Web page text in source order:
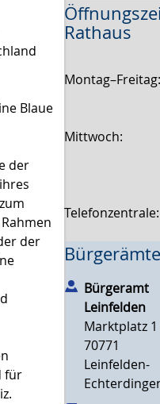
Blaue
der
der
für
Rathaus
Mittwoch:
Bürgeramt
Leinfelden
Marktplatz 1
70771
Leinfelden-